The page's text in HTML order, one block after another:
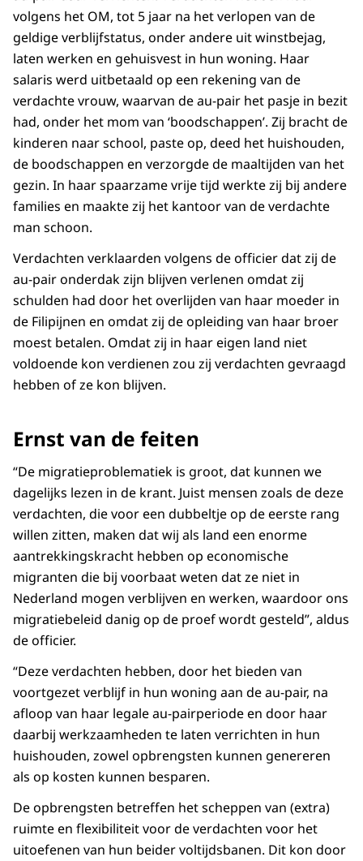
volgens het OM, tot 5 jaar na het verlopen van de
geldige verblijfstatus, onder andere uit winstbejag,
laten werken en gehuisvest in hun woning. Haar
salaris werd uitbetaald op een rekening van de
verdachte vrouw, waarvan de au-pair het pasje in bezit
had, onder het mom van ‘boodschappen’. Zij bracht de
kinderen naar school, paste op, deed het huishouden,
de boodschappen en verzorgde de maaltijden van het
gezin. In haar spaarzame vrije tijd werkte zij bij andere
families en maakte zij het kantoor van de verdachte
man schoon.
Verdachten verklaarden volgens de officier dat zij de
au-pair onderdak zijn blijven verlenen omdat zij
schulden had door het overlijden van haar moeder in
de Filipijnen en omdat zij de opleiding van haar broer
moest betalen. Omdat zij in haar eigen land niet
voldoende kon verdienen zou zij verdachten gevraagd
hebben of ze kon blijven.
Ernst van de feiten
“De migratieproblematiek is groot, dat kunnen we
dagelijks lezen in de krant. Juist mensen zoals de deze
verdachten, die voor een dubbeltje op de eerste rang
willen zitten, maken dat wij als land een enorme
aantrekkingskracht hebben op economische
migranten die bij voorbaat weten dat ze niet in
Nederland mogen verblijven en werken, waardoor ons
migratiebeleid danig op de proef wordt gesteld”, aldus
de officier.
“Deze verdachten hebben, door het bieden van
voortgezet verblijf in hun woning aan de au-pair, na
afloop van haar legale au-pairperiode en door haar
daarbij werkzaamheden te laten verrichten in hun
huishouden, zowel opbrengsten kunnen genereren
als op kosten kunnen besparen.
De opbrengsten betreffen het scheppen van (extra)
ruimte en flexibiliteit voor de verdachten voor het
uitoefenen van hun beider voltijdsbanen. Dit kon door